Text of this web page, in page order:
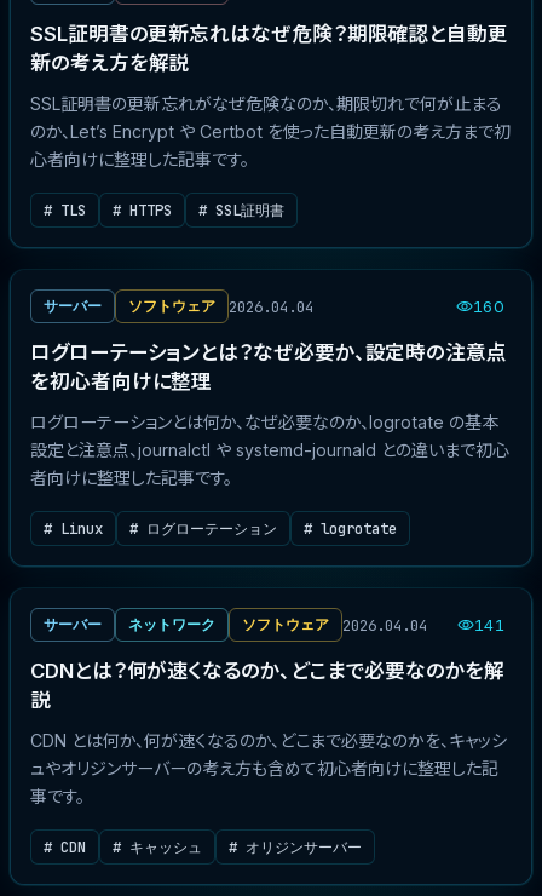
SSL証明書の更新忘れはなぜ危険？期限確認と自動更
新の考え方を解説
SSL証明書の更新忘れがなぜ危険なのか、期限切れで何が止まる
のか、Let’s Encrypt や Certbot を使った自動更新の考え方まで初
心者向けに整理した記事です。
# TLS # HTTPS # SSL証明書
サーバー ソフトウェア 2026.04.04 160
ログローテーションとは？なぜ必要か、設定時の注意点
を初心者向けに整理
ログローテーションとは何か、なぜ必要なのか、logrotate の基本
設定と注意点、journalctl や systemd-journald との違いまで初心
者向けに整理した記事です。
# Linux # ログローテーション # logrotate
サーバー ネットワーク ソフトウェア 2026.04.04 141
CDNとは？何が速くなるのか、どこまで必要なのかを解
説
CDN とは何か、何が速くなるのか、どこまで必要なのかを、キャッシ
ュやオリジンサーバーの考え方も含めて初心者向けに整理した記
事です。
# CDN # キャッシュ # オリジンサーバー